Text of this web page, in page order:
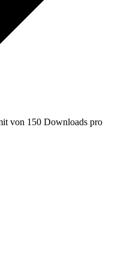
von 150 Downloads pro